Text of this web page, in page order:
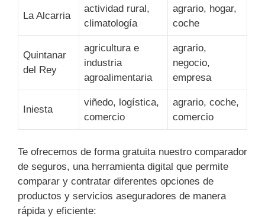
La Alcarria
actividad rural,
climatología
agrario, hogar,
coche
Quintanar
del Rey
agricultura e
industria
agroalimentaria
agrario,
negocio,
empresa
Iniesta
viñedo, logística,
comercio
agrario, coche,
comercio
Te ofrecemos de forma gratuita nuestro comparador
de seguros, una herramienta digital que permite
comparar y contratar diferentes opciones de
productos y servicios aseguradores de manera
rápida y eficiente: